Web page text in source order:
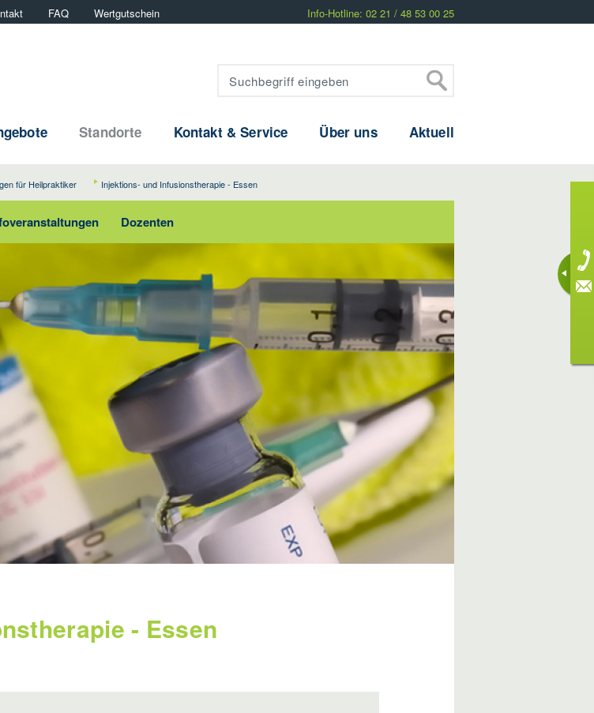
FAQ Wertgutschein Info-Hotline: 02 21 / 48 53 00 25
Standorte Kontakt & Service Über uns Aktuell
für Heilpraktiker Injektions- und Infusionstherapie - Essen
Dozenten
- Essen